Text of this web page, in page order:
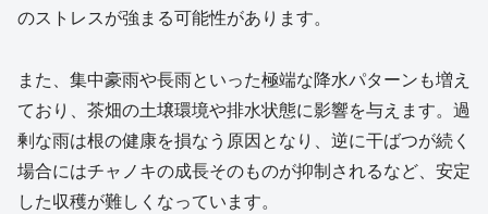
のストレスが強まる可能性があります。
また、集中豪雨や長雨といった極端な降水パターンも増え
ており、茶畑の土壌環境や排水状態に影響を与えます。過
剰な雨は根の健康を損なう原因となり、逆に干ばつが続く
場合にはチャノキの成長そのものが抑制されるなど、安定
した収穫が難しくなっています。